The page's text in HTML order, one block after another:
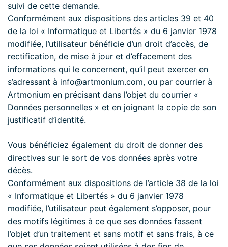
suivi de cette demande.
Conformément aux dispositions des articles 39 et 40
de la loi « Informatique et Libertés » du 6 janvier 1978
modifiée, l’utilisateur bénéficie d’un droit d’accès, de
rectification, de mise à jour et d’effacement des
informations qui le concernent, qu’il peut exercer en
s’adressant à info@artmonium.com, ou par courrier à
Artmonium en précisant dans l’objet du courrier «
Données personnelles » et en joignant la copie de son
justificatif d’identité.
Vous bénéficiez également du droit de donner des
directives sur le sort de vos données après votre
décès.
Conformément aux dispositions de l’article 38 de la loi
« Informatique et Libertés » du 6 janvier 1978
modifiée, l’utilisateur peut également s’opposer, pour
des motifs légitimes à ce que ses données fassent
l’objet d’un traitement et sans motif et sans frais, à ce